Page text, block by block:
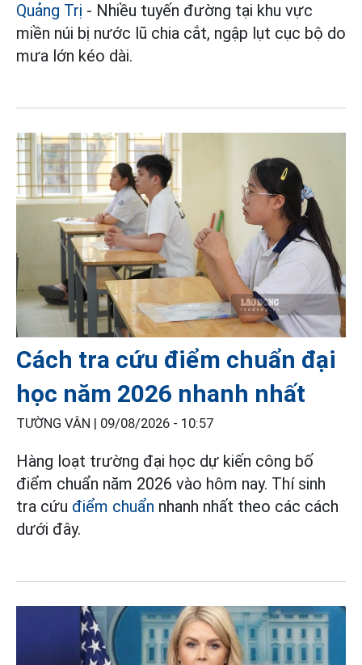
Quảng Trị - Nhiều tuyến đường tại khu vực
miền núi bị nước lũ chia cắt, ngập lụt cục bộ do
mưa lớn kéo dài.
Cách tra cứu điểm chuẩn đại
học năm 2026 nhanh nhất
TƯỜNG VÂN | 09/08/2026 - 10:57
Hàng loạt trường đại học dự kiến công bố
điểm chuẩn năm 2026 vào hôm nay. Thí sinh
tra cứu điểm chuẩn nhanh nhất theo các cách
dưới đây.